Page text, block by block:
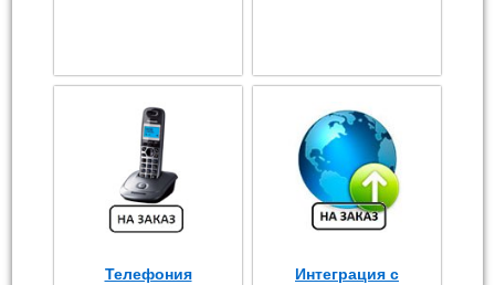
Телефония
Интеграция с